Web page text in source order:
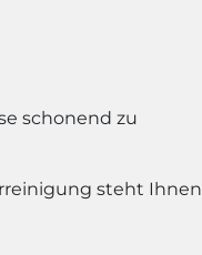
schonend zu
steht Ihnen